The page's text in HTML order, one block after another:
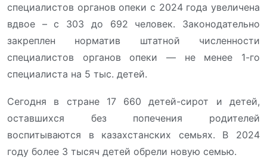
специалистов органов опеки с 2024 года увеличена
вдвое – с 303 до 692 человек. Законодательно
закреплен норматив штатной численности
специалистов органов опеки — не менее 1-го
специалиста на 5 тыс. детей.
Сегодня в стране 17 660 детей-сирот и детей,
оставшихся без попечения родителей
воспитываются в казахстанских семьях. В 2024
году более 3 тысяч детей обрели новую семью.